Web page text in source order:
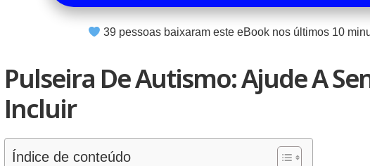
39pessoas baixaram este eBook nos últimos 10
Pulseira De Autismo: Ajude A
Incluir
Índice de conteúdo